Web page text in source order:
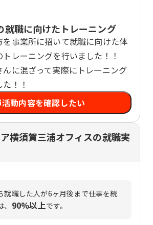
就職に向けたトレーニング
事業所に招いて就職に向けた体
レーニングを行いました！！
に混ざって実際にトレーニング
！！
活動内容を確認したい
横須賀三浦オフィスの就職実
就職した人が6ヶ月後まで仕事を続
90%以上です。